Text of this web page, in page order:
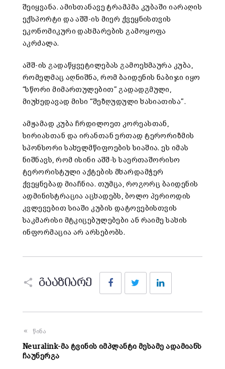
შეიყვანა. ამისთანავე ტრამპმა კუბაში იარაღის
ექსპორტი და აშშ-ის მიერ ქვეყნისთვის
ეკონომიკური დახმარების გამოყოფა
აკრძალა.
აშშ-ის გადაწყვეტილებას გამოეხმაურა კუბა,
რომელმაც აღნიშნა, რომ ბაიდენის ნაბიჯი იყო
“სწორი მიმართულებით” გადადგმული,
მიუხედავად მისი “შეზღუდული ხასიათისა”.
ამჟამად კუბა ჩრდილოეთ კორეასთან,
სირიასთან და ირანთან ერთად ტერორიზმის
სპონსორი სახელმწიფოების სიაშია. ეს იმას
ნიშნავს, რომ ისინი აშშ-ს საერთაშორისო
ტერორისტული აქტების მხარდამჭერ
ქვეყნებად მიაჩნია. თუმცა, როგორც ბაიდენის
ადმინისტრაცია აცხადებს, ბოლო პერიოდის
კვლევებით სიაში კუბის დატოვებისთვის
საკმარისი მტკიცებულებები ან რაიმე სახის
ინფორმაცია არ არსებობს.
გააზიარე
FacebookTwitter
წინა
Neuralink-მა ტვინის იმპლანტი მესამე ადამიანს
ჩაუნერგა